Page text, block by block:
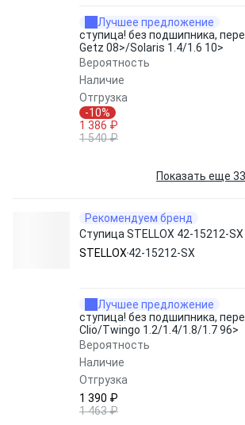
Лучшее предложение
ступица! без подшипника,
Getz 08>/Solaris 1.4/1.6 10>
Вероятность
Наличие
Отгрузка
-10%
1 386 ₽
1 540 ₽
Показать еще
Рекомендуем бренд
Ступица STELLOX 42-15212-SX
STELLOX 42-15212-SX
Лучшее предложение
ступица! без подшипника,
Clio/Twingo 1.2/1.4/1.8/1.7 96>
Вероятность
Наличие
Отгрузка
1 390 ₽
1 463 ₽